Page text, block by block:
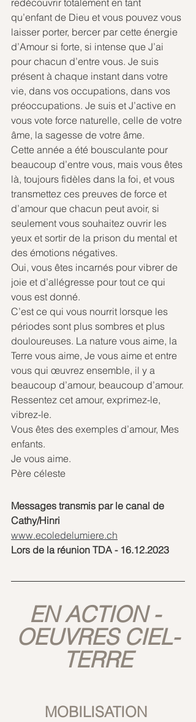
redécouvrir totalement en tant
qu’enfant de Dieu et vous pouvez vous
laisser porter, bercer par cette énergie
d’Amour si forte, si intense que J’ai
pour chacun d’entre vous. Je suis
présent à chaque instant dans votre
vie, dans vos occupations, dans vos
préoccupations. Je suis et J’active en
vous vote force naturelle, celle de votre
âme, la sagesse de votre âme.
Cette année a été bousculante pour
beaucoup d’entre vous, mais vous êtes
là, toujours fidèles dans la foi, et vous
transmettez ces preuves de force et
d’amour que chacun peut avoir, si
seulement vous souhaitez ouvrir les
yeux et sortir de la prison du mental et
des émotions négatives.
Oui, vous êtes incarnés pour vibrer de
joie et d’allégresse pour tout ce qui
vous est donné.
C’est ce qui vous nourrit lorsque les
périodes sont plus sombres et plus
douloureuses. La nature vous aime, la
Terre vous aime, Je vous aime et entre
vous qui œuvrez ensemble, il y a
beaucoup d’amour, beaucoup d’amour.
Ressentez cet amour, exprimez-le,
vibrez-le.
Vous êtes des exemples d’amour, Mes
enfants.
Je vous aime.
Père céleste
Messages transmis par le canal de
Cathy/Hinri
www.ecoledelumiere.ch
Lors de la réunion TDA - 16.12.2023
EN ACTION -
OEUVRES CIEL-
TERRE
MOBILISATION